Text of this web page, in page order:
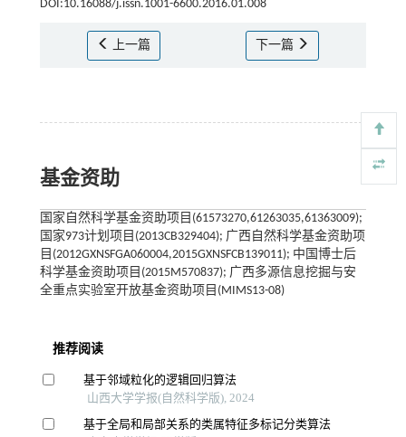
DOI:10.16088/j.issn.1001-6600.2016.01.008
上一篇 下一篇
基金资助
国家自然科学基金资助项目(61573270,61263035,61363009);
国家973计划项目(2013CB329404); 广西自然科学基金资助项
目(2012GXNSFGA060004,2015GXNSFCB139011); 中国博士后
科学基金资助项目(2015M570837); 广西多源信息挖掘与安
全重点实验室开放基金资助项目(MIMS13-08)